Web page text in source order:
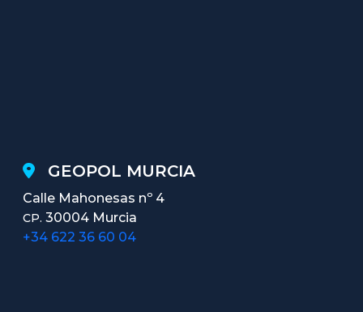
GEOPOL MURCIA
Calle Mahonesas nº 4
CP. 30004 Murcia
+34 622 36 60 04